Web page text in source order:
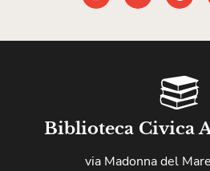
Biblioteca Civica
via Madonna del